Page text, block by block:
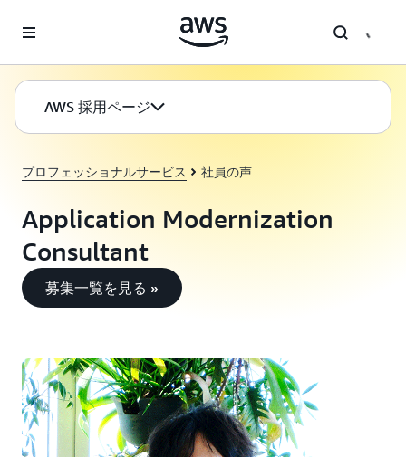
AWS 採用ページ
プロフェッショナルサービス 社員の声
Application Modernization
Consultant
募集一覧を見る »